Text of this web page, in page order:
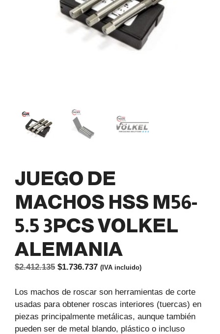
JUEGO DE
MACHOS HSS M56-
5.5 3PCS VOLKEL
ALEMANIA
$2.412.135 El
original
era:
$2.412.135.
$1.736.737El
actual
es:
$1.736.737.
(IVA incluido)
Los machos de roscar son herramientas de corte
usadas para obtener roscas interiores (tuercas) en
piezas principalmente metálicas, aunque también
pueden ser de metal blando, plástico o incluso